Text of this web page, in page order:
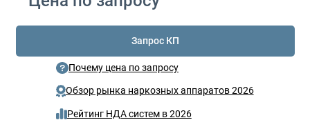
Запрос КП
Почему цена по запросу
Обзор рынка наркозных аппаратов 2026
Рейтинг НДА систем в 2026